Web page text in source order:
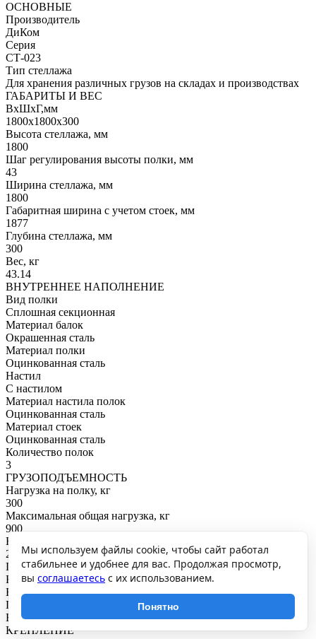
ОСНОВНЫЕ
Производитель
ДиКом
Серия
СТ-023
Тип стеллажа
Для хранения различных грузов на складах и производствах
ГАБАРИТЫ И ВЕС
ВхШхГ,мм
1800x1800x300
Высота стеллажа, мм
1800
Шаг регулирования высоты полки, мм
43
Ширина стеллажа, мм
1800
Габаритная ширина с учетом стоек, мм
1877
Глубина стеллажа, мм
300
Вес, кг
43.14
ВНУТРЕННЕЕ НАПОЛНЕНИЕ
Вид полки
Сплошная секционная
Материал балок
Окрашенная сталь
Материал полки
Оцинкованная сталь
Настил
С настилом
Материал настила полок
Оцинкованная сталь
Материал стоек
Оцинкованная сталь
Количество полок
3
ГРУЗОПОДЪЕМНОСТЬ
Нагрузка на полку, кг
300
Максимальная общая нагрузка, кг
900
Нагрузка на секцию, кг
2700
ПОКРЫТИЕ И ЦВЕТ
RAL
Балки: RAL7053
Покрытие
Балки: порошковое
КРЕПЛЕНИЕ
Мы используем файлы cookie, чтобы сайт работал
стабильнее и удобнее для вас. Продолжая просмотр,
вы соглашаетесь с их использованием.
Понятно